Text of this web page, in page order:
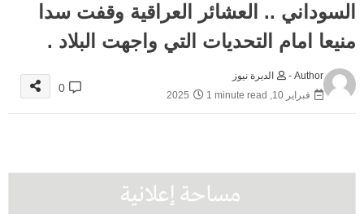
السوداني .. العشائر العراقية وقفت سدا
منيعا امام التحديات التي واجهت البلاد .
Author -
الديرة نيوز
فبراير 10, 2025
1 minute read
0